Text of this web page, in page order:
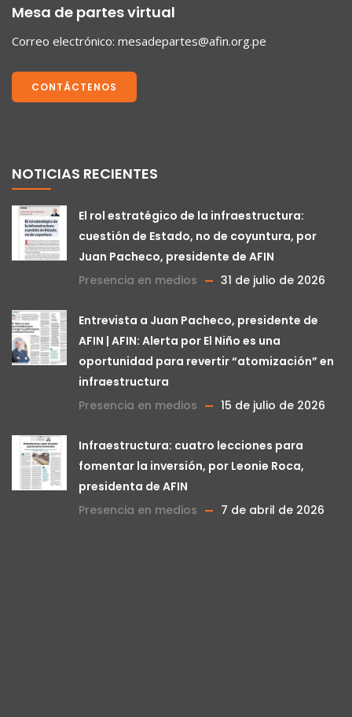
Mesa de partes virtual
Correo electrónico: mesadepartes@afin.org.pe
CONTÁCTENOS
NOTICIAS RECIENTES
El rol estratégico de la infraestructura:
cuestión de Estado, no de coyuntura, por
Juan Pacheco, presidente de AFIN
Presencia en medios
31 de julio de 2026
Entrevista a Juan Pacheco, presidente de
AFIN | AFIN: Alerta por El Niño es una
oportunidad para revertir “atomización” en
infraestructura
Presencia en medios
15 de julio de 2026
Infraestructura: cuatro lecciones para
fomentar la inversión, por Leonie Roca,
presidenta de AFIN
Presencia en medios
7 de abril de 2026